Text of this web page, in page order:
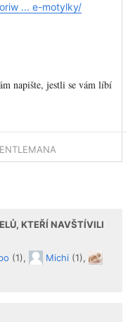
... e-motylky/
napište, jestli se vám líbí
KTEŘÍ NAVŠTÍVILI
(1), Michi (1),